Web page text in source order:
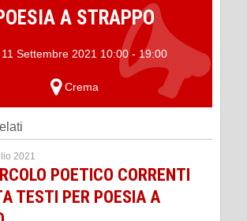
A STRAPPO
Settembre 2021 10:00 - 19:00
Crema
2021
POETICO CORRENTI
TESTI PER POESIA A